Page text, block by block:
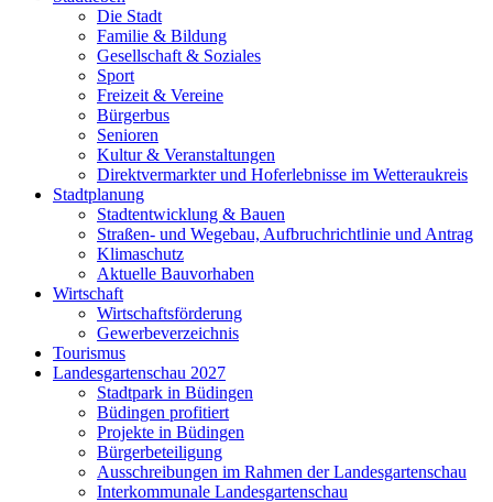
Die Stadt
Familie & Bildung
Gesellschaft & Soziales
Sport
Freizeit & Vereine
Bürgerbus
Senioren
Kultur & Veranstaltungen
Direktvermarkter und Hoferlebnisse im Wetteraukreis
Stadtplanung
Stadtentwicklung & Bauen
Straßen- und Wegebau, Aufbruchrichtlinie und Antrag
Klimaschutz
Aktuelle Bauvorhaben
Wirtschaft
Wirtschaftsförderung
Gewerbeverzeichnis
Tourismus
Landesgartenschau 2027
Stadtpark in Büdingen
Büdingen profitiert
Projekte in Büdingen
Bürgerbeteiligung
Ausschreibungen im Rahmen der Landesgartenschau
Interkommunale Landesgartenschau